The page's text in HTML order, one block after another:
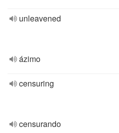
unleavened
ázimo
censuring
censurando